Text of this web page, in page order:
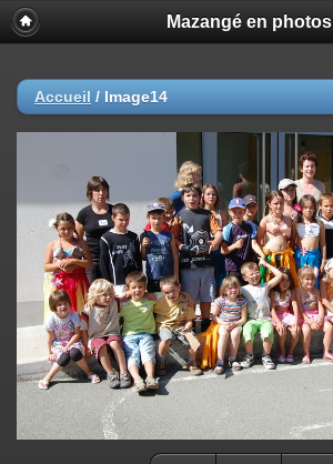
Mazangé en photos
Accueil / Image14